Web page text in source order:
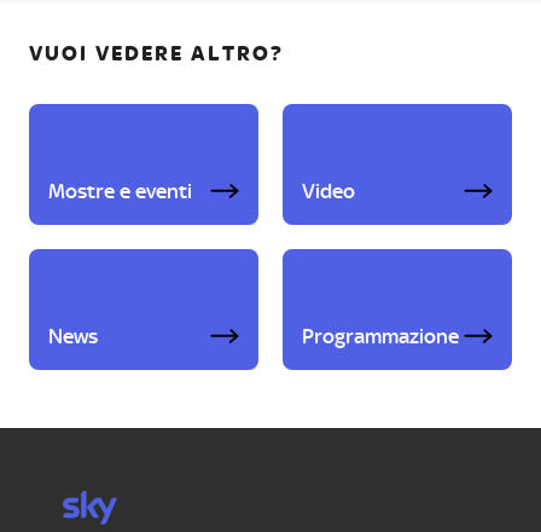
VUOI VEDERE ALTRO?
Mostre e eventi Video
News Programmazione